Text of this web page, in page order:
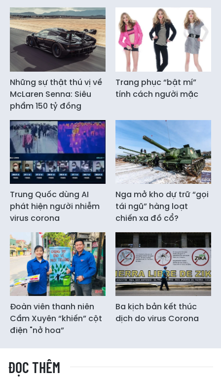
Những sự thật thú vị về
McLaren Senna: Siêu
phẩm 150 tỷ đồng
Trang phục “bật mí”
tính cách người mặc
Trung Quốc dùng AI
phát hiện người nhiễm
virus corona
Nga mở kho dự trữ “gọi
tái ngũ” hàng loạt
chiến xa đồ cổ?
Đoàn viên thanh niên
Cẩm Xuyên “khiến” cột
điện "nở hoa”
Ba kịch bản kết thúc
dịch do virus Corona
ĐỌC THÊM